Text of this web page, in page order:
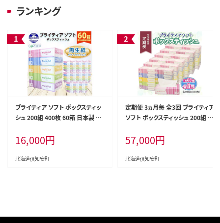
ランキング
ブライティア ソフト ボックスティッ
シュ 200組 400枚 60箱 日本製 ま
持 防災 常備品 日用雑貨 消耗品
生活必需品 備蓄 ペーパー 紙 北海
道 倶知安町 日用品
16,000円
北海道倶知安町
定期便 3ヵ月毎 全3回 ブライティア
ソフト ボックスティッシュ 200組 4
イクル 長持 防災 常備品 日用雑貨
消耗品 生活必需品 備蓄 ペーパー
紙 北海道 倶知安町 日用品
57,000円
北海道倶知安町